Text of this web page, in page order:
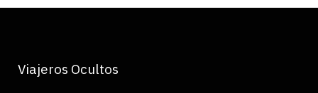
Viajeros Ocultos